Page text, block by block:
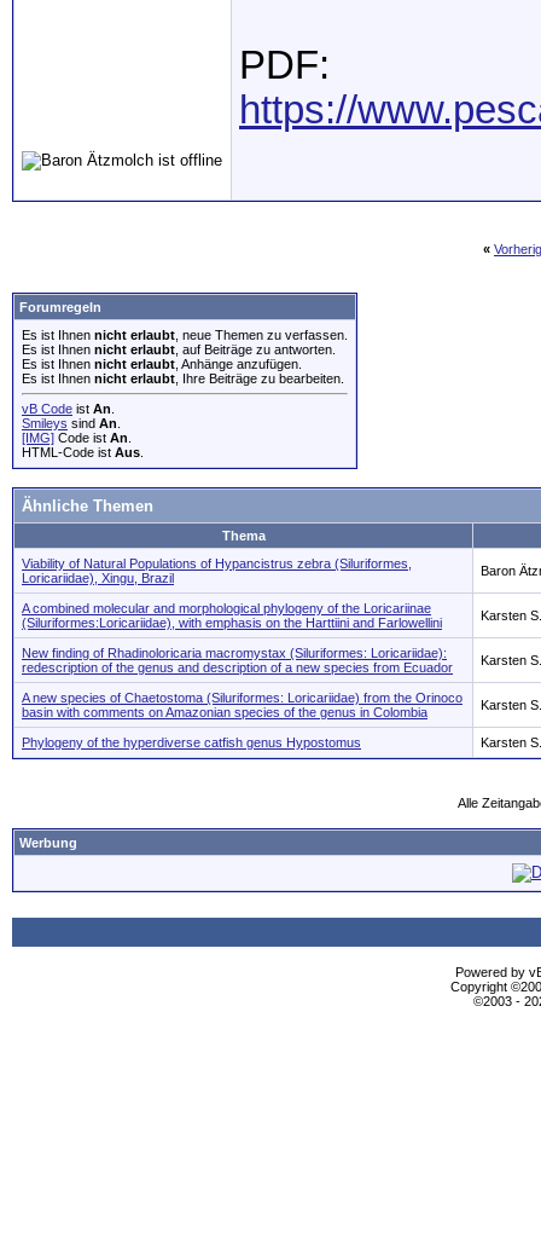
PDF:
https://
«
Forumregeln
Es ist Ihnen nicht erlaubt , neue Themen zu verfassen.
Es ist Ihnen nicht erlaubt , auf Beiträge zu antworten.
Es ist Ihnen nicht erlaubt , Anhänge anzufügen.
Es ist Ihnen nicht erlaubt , Ihre Beiträge zu bearbeiten.
vB Code ist An
Smileys sind An
[IMG] Code ist An
HTML-Code ist Aus
Ähnliche Themen
Thema
Viability of Natural Populations of Hypancistrus zebra (Siluriformes,
Loricariidae), Xingu, Brazil
Baron
A combined molecular and morphological phylogeny of the Loricariinae
(Siluriformes:Loricariidae), with emphasis on the Harttiini and Farlowellini
Karsten S.
New finding of Rhadinoloricaria macromystax (Siluriformes: Loricariidae):
redescription of the genus and description of a new species from Ecuador
Karsten S.
A new species of Chaetostoma (Siluriformes: Loricariidae) from the Orinoco
basin with comments on Amazonian species of the genus in Colombia
Karsten S.
Phylogeny of the hyperdiverse catfish genus Hypostomus Karsten S.
Alle
Werbung
Powered by
Copyright
©2003 -